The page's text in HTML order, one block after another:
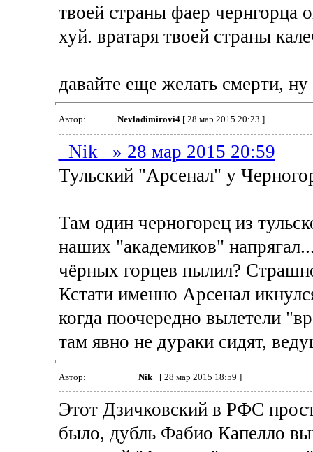
твоей страны фаер чернгорца
хуй. вратаря твоей страны
давайте еще желать смерти, ну
Автор: Nevladimirovi4[ 28 мар 2015 20:23 ]
_Nik_ » 28 мар 2015 20:59
Тульский "Арсенал" у
Там один черногорец из
наших "академиков"
чёрных горцев пылил?
Кстати именно Арсенал
когда поочередно вылетели
там явно не дураки сидят,
Автор: _Nik_ [ 28 мар 2015 18:59 ]
Этот Дзичковский в РФС
было, дубль Фабио Капелло